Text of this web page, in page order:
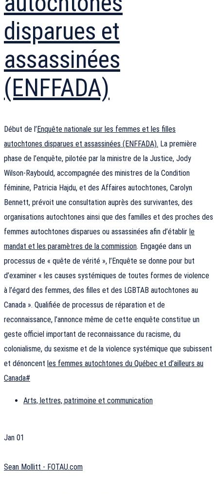
disparues et
assassinées
(ENFFADA)
Début de l’Enquête nationale sur les femmes et les filles
autochtones disparues et assassinées (ENFFADA). La première
phase de l’enquête, pilotée par la ministre de la Justice, Jody
Wilson-Raybould, accompagnée des ministres de la Condition
féminine, Patricia Hajdu, et des Affaires autochtones, Carolyn
Bennett, prévoit une consultation auprès des survivantes, des
organisations autochtones ainsi que des familles et des proches des
femmes autochtones disparues ou assassinées afin d’établir le
mandat et les paramètres de la commission. Engagée dans un
processus de « quête de vérité », l’Enquête se donne pour but
d’examiner « les causes systémiques de toutes formes de violence
à l’égard des femmes, des filles et des LGBTAB autochtones au
Canada ». Qualifiée de processus de réparation et de
reconnaissance, l’annonce même de cette enquête constitue un
geste officiel important de reconnaissance du racisme, du
colonialisme, du sexisme et de la violence systémique que subissent
et dénoncent les femmes autochtones du Québec et d’ailleurs au
Canada#
Arts, lettres, patrimoine et communication
Jan 01
Sean Mollitt - FOTAU.com